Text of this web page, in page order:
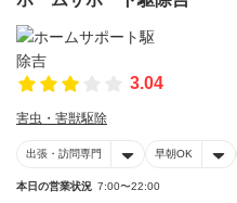
3.04
害虫・害獣駆除
出張・訪問専門 早朝OK
本日の営業状況 7:00〜22:00